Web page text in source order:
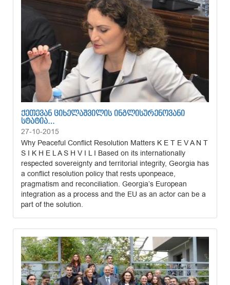
ᲥᲔᲗᲔᲕᲐᲜ ᲪᲘᲮᲔᲚᲐᲨᲕᲘᲚᲘᲡ ᲘᲜᲒᲚᲘᲡᲣᲠᲔᲜᲝᲕᲐᲜᲘ
ᲡᲢᲐᲢᲘᲐ…
27-10-2015
Why Peaceful Conflict Resolution Matters K E T E V A N T
S I K H E L A S H V I L I Based on its internationally
respected sovereignty and territorial integrity, Georgia has
a conflict resolution policy that rests uponpeace,
pragmatism and reconciliation. Georgia’s European
integration as a process and the EU as an actor can be a
part of the solution.